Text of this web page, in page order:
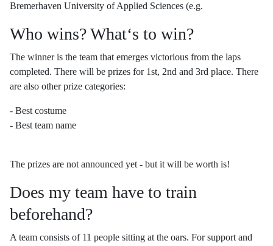
Bremerhaven University of Applied Sciences (e.g.
Who wins? What‘s to win?
The winner is the team that emerges victorious from the laps
completed. There will be prizes for 1st, 2nd and 3rd place. There
are also other prize categories:
- Best costume
- Best team name
The prizes are not announced yet - but it will be worth is!
Does my team have to train
beforehand?
A team consists of 11 people sitting at the oars. For support and